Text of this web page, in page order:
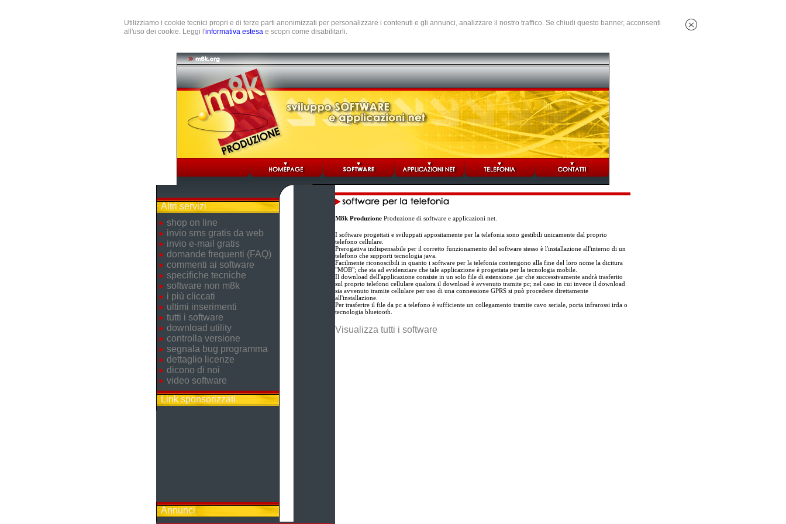
Utilizziamo i cookie tecnici propri e di terze parti anonimizzati per personalizzare i contenuti e gli annunci, analizzare il nostro traffico. Se chiudi questo banner, acconsenti
all'uso dei cookie. Leggi l'informativa estesa e scopri come disabilitarli.
Altri servizi
shop on line
invio sms gratis da web
invio e-mail gratis
domande frequenti (FAQ)
commenti ai software
specifiche tecniche
software non m8k
i più cliccati
ultimi inserimenti
tutti i software
download utility
controlla versione
segnala bug programma
dettaglio licenze
dicono di noi
video software
Link sponsorizzati
Annunci
M8k ProduzioneProduzione di software e applicazioni net.
I software progettati e sviluppati appositamente per la telefonia sono gestibili unicamente dal proprio
telefono cellulare.
Prerogativa indispensabile per il corretto funzionamento del software stesso è l'installazione all'interno di un
telefono che supporti tecnologia java.
Facilmente riconoscibili in quanto i software per la telefonia contengono alla fine del loro nome la dicitura
"MOB"; che sta ad evidenziare che tale applicazione è progettata per la tecnologia mobile.
Il download dell'applicazione consiste in un solo file di estensione .jar che successivamente andrà trasferito
sul proprio telefono cellulare qualora il download è avvenuto tramite pc; nel caso in cui invece il download
sia avvenuto tramite cellulare per uso di una connessione GPRS si può procedere direttamente
all'installazione.
Per trasferire il file da pc a telefono è sufficiente un collegamento tramite cavo seriale, porta infrarossi irda o
tecnologia bluetooth.
Visualizza tutti i software